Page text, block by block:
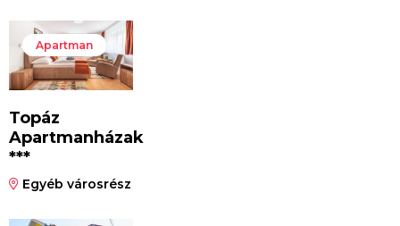
Apartman
Topáz
Apartmanházak
***
Egyéb városrész